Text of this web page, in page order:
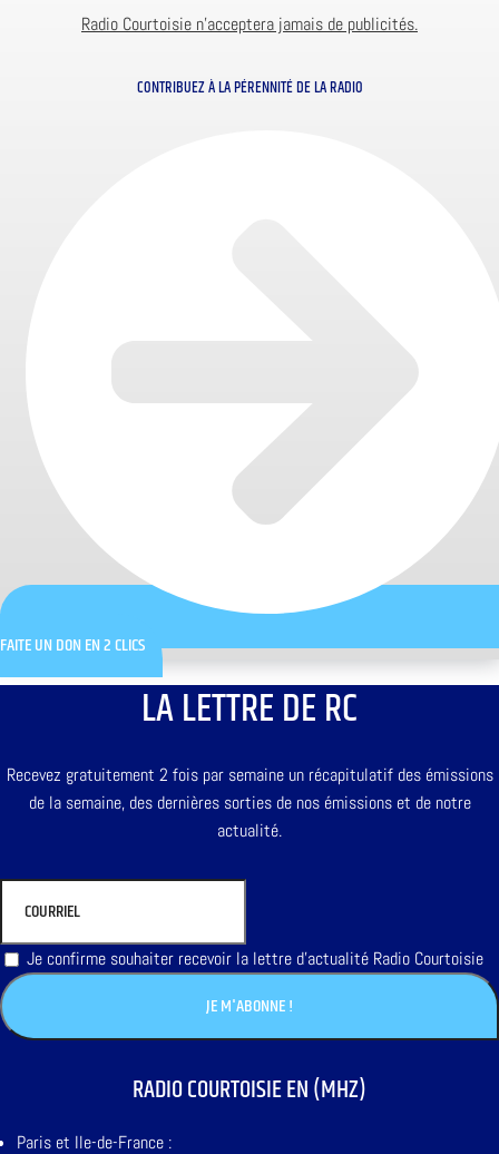
Radio Courtoisie n’acceptera jamais de publicités.
CONTRIBUEZ À LA PÉRENNITÉ DE LA RADIO
FAITE UN DON EN 2 CLICS
LA LETTRE DE RC
Recevez gratuitement 2 fois par semaine un récapitulatif des émissions
de la semaine, des dernières sorties de nos émissions et de notre
actualité.
Je confirme souhaiter recevoir la lettre d'actualité Radio Courtoisie
RADIO COURTOISIE EN (MHZ)
Paris et Ile-de-France :